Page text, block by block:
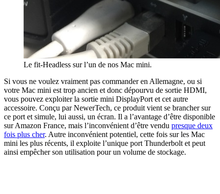
Le fit-Headless sur l’un de nos Mac mini.
Si vous ne voulez vraiment pas commander en Allemagne, ou si
votre Mac mini est trop ancien et donc dépourvu de sortie HDMI,
vous pouvez exploiter la sortie mini DisplayPort et cet autre
accessoire. Conçu par NewerTech, ce produit vient se brancher sur
ce port et simule, lui aussi, un écran. Il a l’avantage d’être disponible
sur Amazon France, mais l’inconvénient d’être vendu presque deux
fois plus cher. Autre inconvénient potentiel, cette fois sur les Mac
mini les plus récents, il exploite l’unique port Thunderbolt et peut
ainsi empêcher son utilisation pour un volume de stockage.